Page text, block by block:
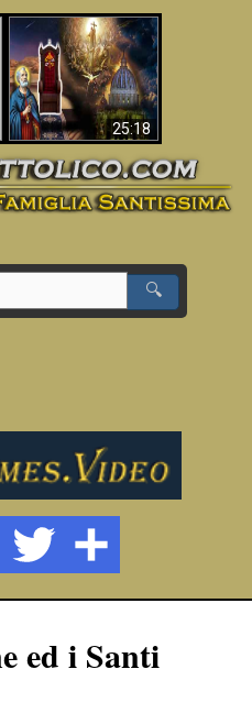
25:18
La Bibbia ha previsto
70 anni senza Papa?
🔍
ed i Santi